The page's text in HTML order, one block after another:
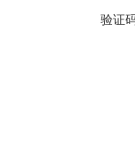
验证